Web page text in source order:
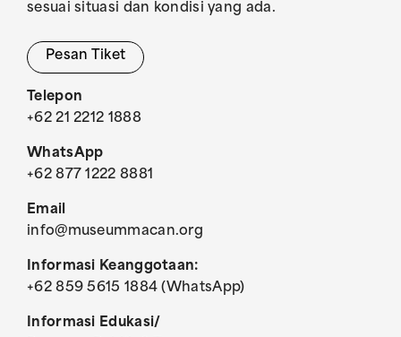
sesuai situasi dan kondisi yang ada.
Pesan Tiket
Telepon
+62 21 2212 1888
WhatsApp
+62 877 1222 8881
Email
info@museummacan.org
Informasi Keanggotaan:
+62 859 5615 1884 (WhatsApp)
Informasi Edukasi/